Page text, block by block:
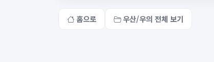
홈으로 우산/우의 전체 보기